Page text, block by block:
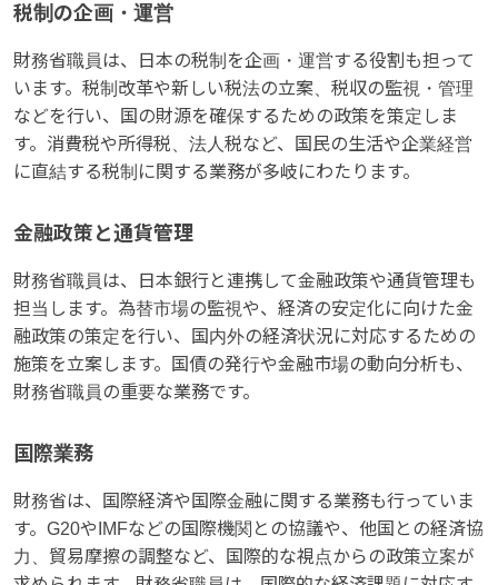
税制の企画・運営
財務省職員は、日本の税制を企画・運営する役割も担って
います。税制改革や新しい税法の立案、税収の監視・管理
などを行い、国の財源を確保するための政策を策定しま
す。消費税や所得税、法人税など、国民の生活や企業経営
に直結する税制に関する業務が多岐にわたります。
金融政策と通貨管理
財務省職員は、日本銀行と連携して金融政策や通貨管理も
担当します。為替市場の監視や、経済の安定化に向けた金
融政策の策定を行い、国内外の経済状況に対応するための
施策を立案します。国債の発行や金融市場の動向分析も、
財務省職員の重要な業務です。
国際業務
財務省は、国際経済や国際金融に関する業務も行っていま
す。G20やIMFなどの国際機関との協議や、他国との経済協
力、貿易摩擦の調整など、国際的な視点からの政策立案が